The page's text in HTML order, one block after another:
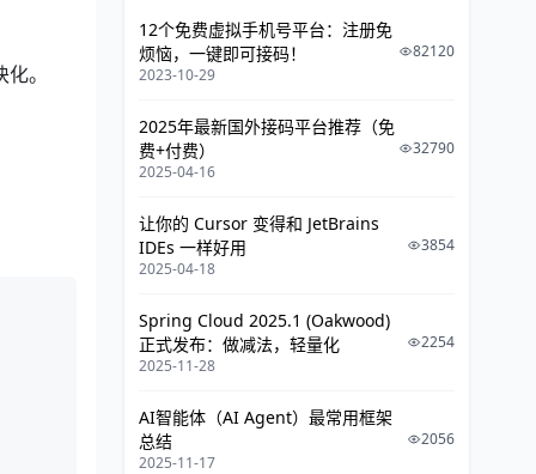
。
对AOP的常见反对意见
“它难以调试。”
什么时候不该使用AOP
12个免费虚拟手机号平台：注册免
烦恼，一键即可接码！
2023-10-29
82120
2025年最新国外接码平台推荐（免
费+付费）
2025-04-16
32790
让你的 Cursor 变得和 JetBrains
IDEs 一样好用
2025-04-18
3854
Spring Cloud 2025.1 (Oakwood)
正式发布：做减法，轻量化
2025-11-28
2254
AI智能体（AI Agent）最常用框架
总结
2025-11-17
2056